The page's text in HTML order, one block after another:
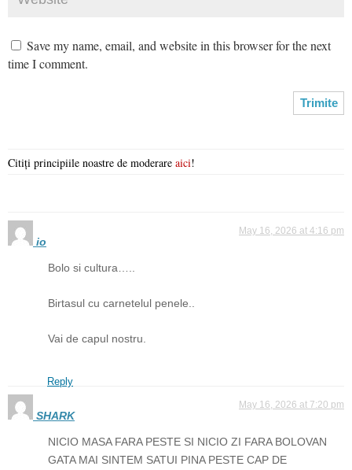
Save my name, email, and website in this browser for the next
time I comment.
Citiți principiile noastre de moderare aici!
io
May 16, 2026 at 4:16 pm
Bolo si cultura…..
Birtasul cu carnetelul penele..
Vai de capul nostru.
Reply
SHARK
May 16, 2026 at 7:20 pm
NICIO MASA FARA PESTE SI NICIO ZI FARA BOLOVAN
GATA MAI SINTEM SATUI PINA PESTE CAP DE